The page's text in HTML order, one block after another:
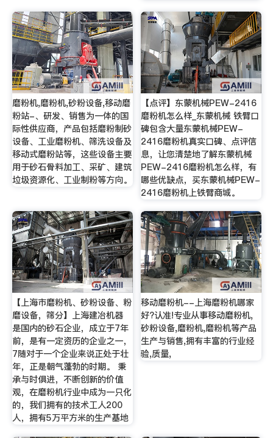
磨粉机,磨粉机,砂粉设备,移动磨
粉站-、研发、销售为一体的国
际性供应商，产品包括磨粉制砂
设备、工业磨粉机、筛洗设备及
移动式磨粉站等，这些设备主要
用于砂石骨料加工、采矿、建筑
垃圾资源化、工业制粉等方向。
【点评】东蒙机械PEW-2416
磨粉机怎么样_东蒙机械 铁臂口
碑包含大量东蒙机械PEW-
2416磨粉机真实口碑、点评信
息，让您清楚地了解东蒙机械
PEW-2416磨粉机怎么样，有
哪些优缺点，买东蒙机械PEW-
2416磨粉机上铁臂商城。
【上海市磨粉机、砂粉设备、粉
磨设备，筛分】上海建冶机器
是国内的砂石企业，成立于7年
前，是有一定资历的企业之一，
7随对于一个企业来说正处于壮
年，正是朝气蓬勃的时期。 秉
承与时俱进，不断创新的价值
观，在磨粉机行业中成为一只化
的，我们拥有的技术工人200
人，拥有5万平方米的生产基地
移动磨粉机--上海磨粉机哪家
好?认准!专业从事移动磨粉机,
砂粉设备,磨粉机,磨粉机等产品
生产与销售,拥有丰富的行业经
验,质量,